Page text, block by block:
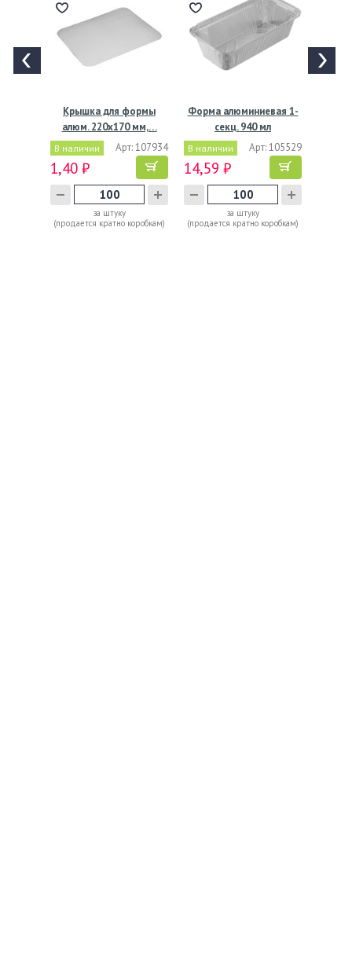
Крышка для формы
алюм. 220х170 мм,…
В наличии Арт: 107934
1,40 ₽
за штуку
(продается кратно коробкам)
Форма алюминиевая 1-
секц. 940 мл
220х120х53…
В наличии Арт: 105529
14,59 ₽
за штуку
(продается кратно коробкам)